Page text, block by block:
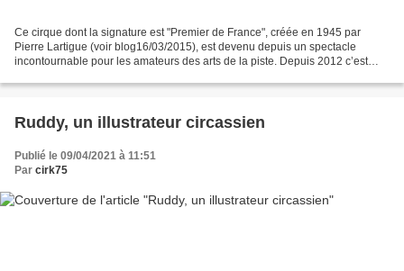
Ce cirque dont la signature est "Premier de France", créée en 1945 par
Pierre Lartigue (voir blog16/03/2015), est devenu depuis un spectacle
incontournable pour les amateurs des arts de la piste. Depuis 2012 c’est
Ruddy, un illustrateur circassien
Publié le 09/04/2021 à 11:51
Par cirk75